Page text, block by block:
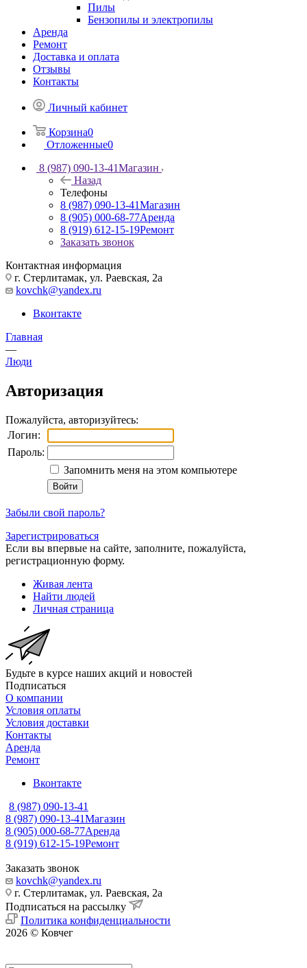
Пилы
Бензопилы и электропилы
Аренда
Ремонт
Доставка и оплата
Отзывы
Контакты
Личный кабинет
Корзина0
Отложенные0
8 (987) 090-13-41Магазин
Назад
Телефоны
8 (987) 090-13-41Магазин
8 (905) 000-68-77Аренда
8 (919) 612-15-19Ремонт
Заказать звонок
Контактная информация
г. Стерлитамак, ул. Раевская, 2а
kovchk@yandex.ru
Вконтакте
Главная
—
Люди
Авторизация
Пожалуйста, авторизуйтесь:
Логин:
Пароль:
Запомнить меня на этом компьютере
Забыли свой пароль?
Зарегистрироваться
Если вы впервые на сайте, заполните, пожалуйста,
регистрационную форму.
Живая лента
Найти людей
Личная страница
Будьте в курсе наших акций и новостей
Подписаться
О компании
Условия оплаты
Условия доставки
Контакты
Аренда
Ремонт
Вконтакте
8 (987) 090-13-41
8 (987) 090-13-41Магазин
8 (905) 000-68-77Аренда
8 (919) 612-15-19Ремонт
Заказать звонок
kovchk@yandex.ru
г. Стерлитамак, ул. Раевская, 2а
Подписаться на рассылку
Политика конфиденциальности
2026 © Ковчег